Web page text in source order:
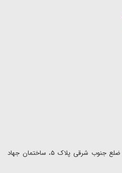
آدرس:تهران، میدان جهاد (فاطمی)، ضلع جنوب شرقی پلاک ۵، ساختمان جهاد